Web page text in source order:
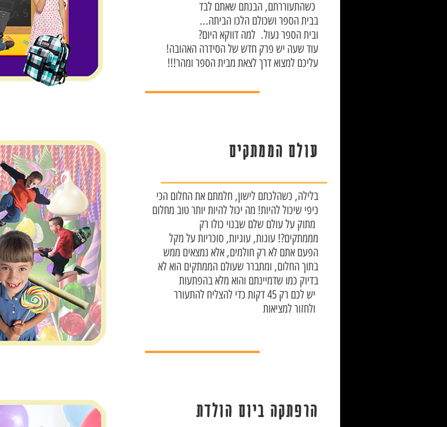
...בבית הספר ושכולם הלכו הביתה
?ובית הספר נעול. למה דווקא היום
!עוד שעה יש פרק חדש של הסידרה האהובה
!!!עליכם למצוא דרך לצאת מבית הספר ומהר
עולם הממתקים
בלילה, כשהלכתם לישון, חלמתם את החלום הכי
כיפי שיכול להיות! מה יכול להיות יותר טוב מחלום
מממתקים?! עוגות, עוגיות, סוכריות על מקל
הפעם אתם לא רק חולמים, אלא נמצאים ממש
בדיוק כמו שדמיינתם והוא מלא בהפתעות
הרפתקה ביום הולדת